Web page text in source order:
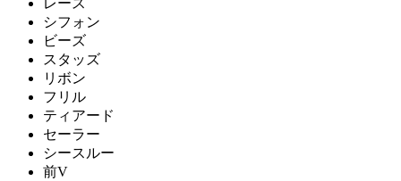
シフォン
ビーズ
スタッズ
リボン
フリル
ティアード
セーラー
シースルー
前V